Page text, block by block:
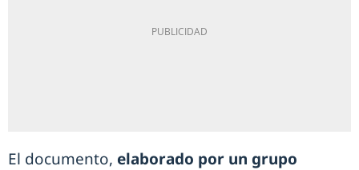
El documento, elaborado por un grupo